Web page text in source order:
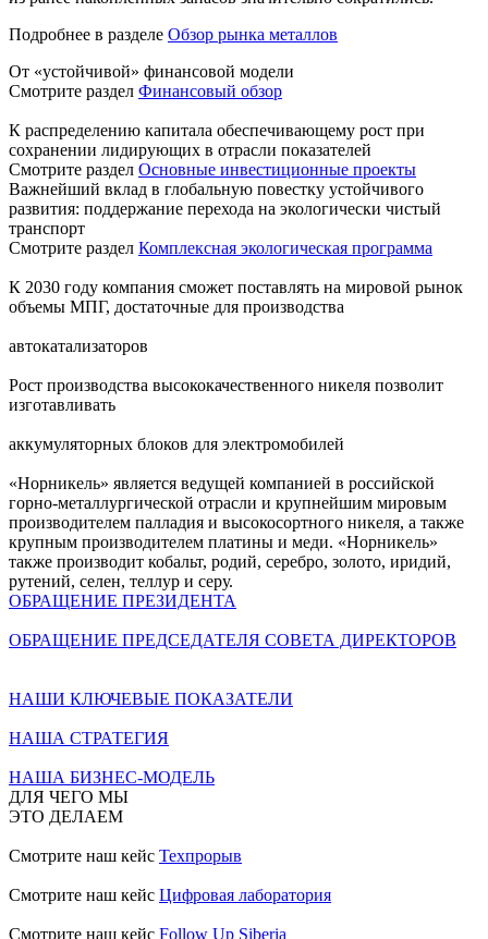
Подробнее в разделе Обзор рынка металлов
От «устойчивой» финансовой модели
Смотрите раздел Финансовый обзор
К распределению капитала обеспечивающему рост при
сохранении лидирующих в отрасли показателей
Смотрите раздел Основные инвестиционные проекты
Важнейший вклад в глобальную повестку устойчивого
развития: поддержание перехода на экологически чистый
транспорт
Смотрите раздел Комплексная экологическая программа
К 2030 году компания сможет поставлять на мировой рынок
объемы МПГ, достаточные для производства
автокатализаторов
Рост производства высококачественного никеля позволит
изготавливать
аккумуляторных блоков для электромобилей
«Норникель» является ведущей компанией в российской
горно-металлургической отрасли и крупнейшим мировым
производителем палладия и высокосортного никеля, а также
крупным производителем платины и меди. «Норникель»
также производит кобальт, родий, серебро, золото, иридий,
рутений, селен, теллур и серу.
ОБРАЩЕНИЕ ПРЕЗИДЕНТА
ОБРАЩЕНИЕ ПРЕДСЕДАТЕЛЯ СОВЕТА ДИРЕКТОРОВ
НАШИ КЛЮЧЕВЫЕ ПОКАЗАТЕЛИ
НАША СТРАТЕГИЯ
НАША БИЗНЕС-МОДЕЛЬ
ДЛЯ ЧЕГО МЫ
ЭТО ДЕЛАЕМ
Смотрите наш кейс Техпрорыв
Смотрите наш кейс Цифровая лаборатория
Смотрите наш кейс Follow Up Siberia